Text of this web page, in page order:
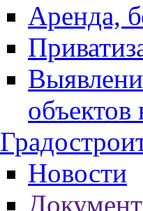
Аренда,
Новости